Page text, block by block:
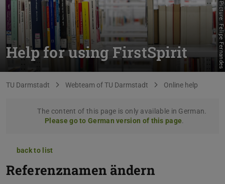
Help for using FirstSpirit Picture: Felipe Fernandes
You are here:
TU Darmstadt Webteam of TU Darmstadt Online help
The content of this page is only available in German.
Please go to German version of this page.
back to list
Referenznamen ändern